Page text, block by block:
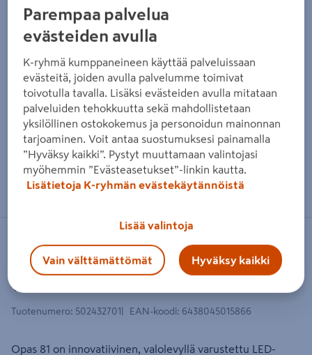
Zoomaa kuvaa sormilla kosketusnäytöllä
Opastevalaisin Teknoware 81
Y8153wm155 40m
TEKNOWARE
Tuotenumero: 502432701 EAN-koodi: 6438045015866
Opas 81 on innovatiivinen, valolevyllä varustettu LED-
Parempaa palvelua
evästeiden avulla
K-ryhmä kumppaneineen käyttää palveluissaan
evästeitä, joiden avulla palvelumme toimivat
toivotulla tavalla. Lisäksi evästeiden avulla mitataan
palveluiden tehokkuutta sekä mahdollistetaan
yksilöllinen ostokokemus ja personoidun mainonnan
tarjoaminen. Voit antaa suostumuksesi painamalla
”Hyväksy kaikki”. Pystyt muuttamaan valintojasi
myöhemmin ”Evästeasetukset”-linkin kautta.
Lisätietoja K-ryhmän evästekäytännöistä
Lisää valintoja
Vain välttämättömät Hyväksy kaikki